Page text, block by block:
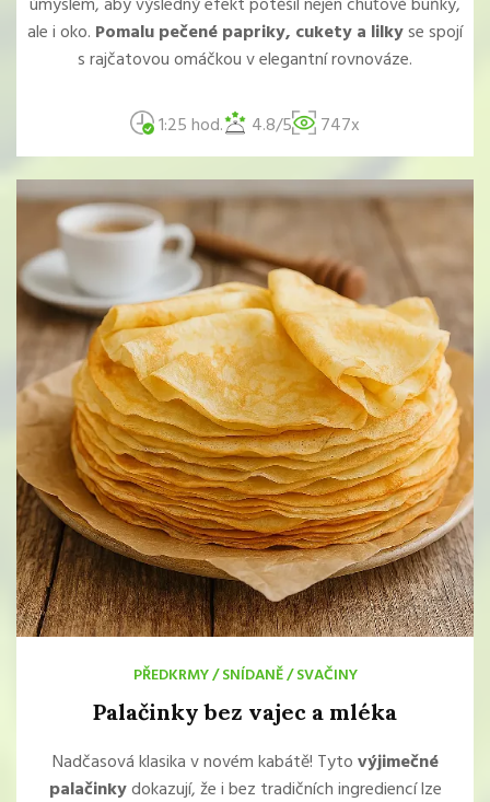
ale i oko. Pomalu pečené papriky, cukety a lilkyse spojí
s rajčatovou omáčkou v elegantní rovnováze.
1:25 hod. 4.8/5 747x
PŘEDKRMY/SNÍDANĚ/SVAČINY
Palačinky bez vajec a mléka
Nadčasová klasika v novém kabátě! Tytovýjimečné
palačinkydokazují, že i bez tradičních ingrediencí lze